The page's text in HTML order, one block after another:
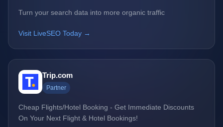
Turn your search data into more organic traffic
Visit LiveSEO Today →
Trip.com
Partner
Cheap Flights/Hotel Booking - Get Immediate Discounts
On Your Next Flight & Hotel Bookings!